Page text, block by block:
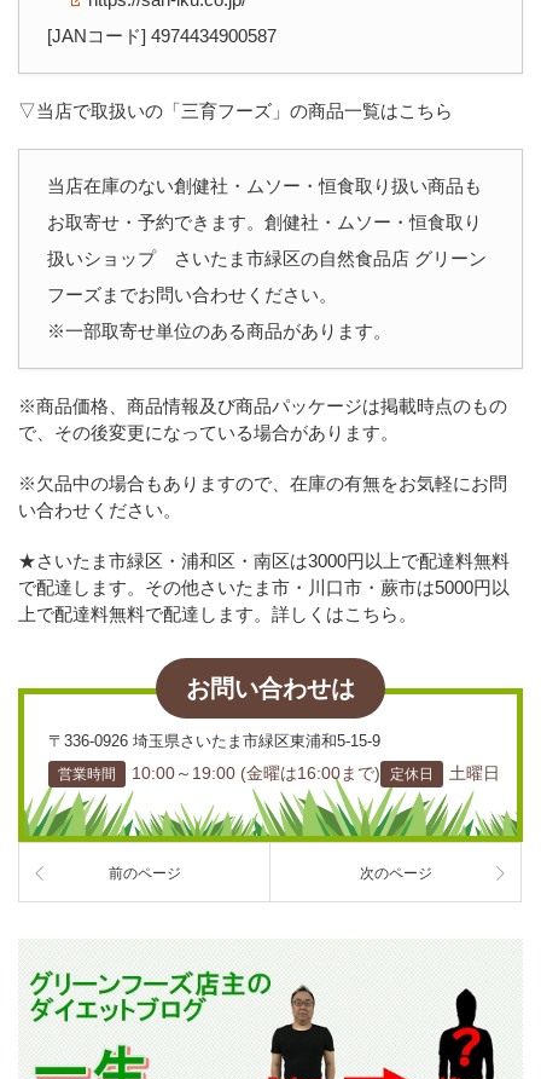
[JANコード] 4974434900587
▽当店で取扱いの「三育フーズ」の商品一覧はこちら
当店在庫のない創健社・ムソー・恒食取り扱い商品も
お取寄せ・予約できます。創健社・ムソー・恒食取り
扱いショップ さいたま市緑区の自然食品店 グリーン
フーズまでお問い合わせください。
※一部取寄せ単位のある商品があります。
※商品価格、商品情報及び商品パッケージは掲載時点のもの
で、その後変更になっている場合があります。
※欠品中の場合もありますので、在庫の有無をお気軽にお問
い合わせください。
★さいたま市緑区・浦和区・南区は3000円以上で配達料無料
で配達します。その他さいたま市・川口市・蕨市は5000円以
上で配達料無料で配達します。詳しくはこちら。
お問い合わせは
〒336-0926 埼玉県さいたま市緑区東浦和5-15-9
営業時間
10:00～19:00 (金曜は16:00まで) 定休日 土曜日
前のページ 次のページ